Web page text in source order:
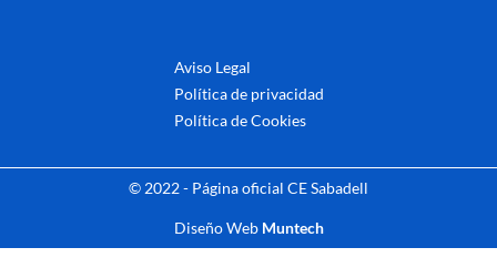
Aviso Legal
Política de privacidad
Política de Cookies
© 2022 - Página oficial CE Sabadell
Diseño Web Muntech